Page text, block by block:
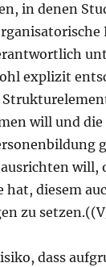
in denen
explizit
will und die
will,
hat, diesem
zu
dass